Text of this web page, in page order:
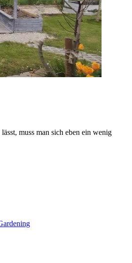
muss man sich eben ein wenig